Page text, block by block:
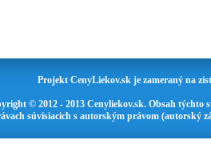
Projekt CenyLiekov.sk je zameraný na
© 2012 - 2013 Cenyliekov.sk. Obsah
súvisiacich s autorským právom (autorský